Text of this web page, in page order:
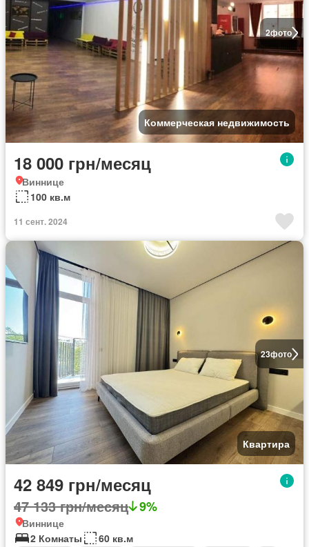
2фото
Коммерческая недвижимость
18 000 грн/месяц
Виннице
100 кв.м
11 сент. 2024
23фото
Квартира
42 849 грн/месяц
47 133 грн/месяц 9%
Виннице
2 Комнаты
60 кв.м